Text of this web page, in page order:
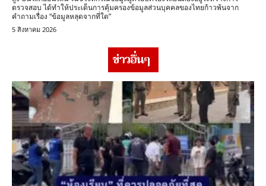
ตรวจสอบ ได้ทำให้ประเด็นการคุ้มครองข้อมูลส่วนบุคคลของไทยก้าวพ้นจาก
คำถามเรื่อง “ข้อมูลหลุดจากที่ใด”
5 สิงหาคม 2026
ข่าวอื่นๆ